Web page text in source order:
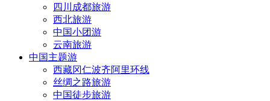
四川成都旅游
西北旅游
中国小团游
云南旅游
中国主题游
西藏冈仁波齐阿里环线
丝绸之路旅游
中国徒步旅游